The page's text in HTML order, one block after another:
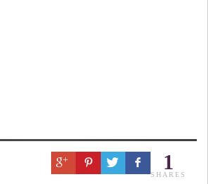
1
SHARES